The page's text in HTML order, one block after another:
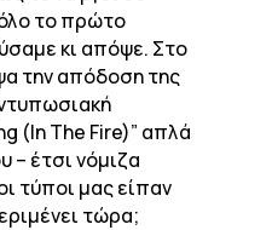
το πρώτο
κι απόψε. Στο
την απόδοση της
(In The Fire)” απλά
– έτσι νόμιζα
τύποι μας είπαν
τώρα;